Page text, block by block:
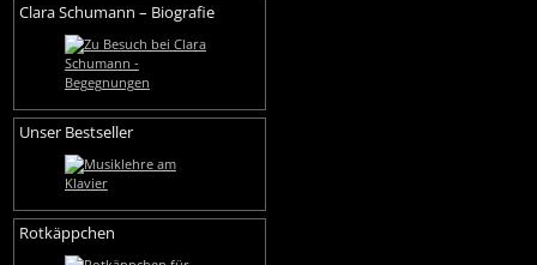
Clara Schumann – Biografie
Unser Bestseller
Rotkäppchen